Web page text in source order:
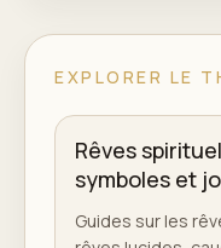
EXPLORER LE
Rêves
symboles et
Guides sur les